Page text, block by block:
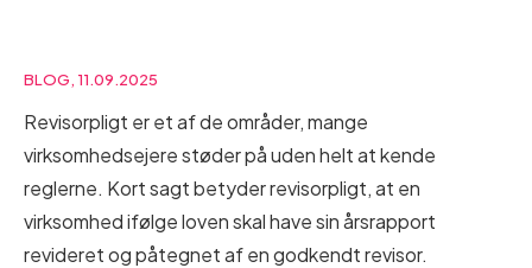
BLOG, 11.09.2025
Revisorpligt er et af de områder, mange
virksomhedsejere støder på uden helt at kende
reglerne. Kort sagt betyder revisorpligt, at en
virksomhed ifølge loven skal have sin årsrapport
revideret og påtegnet af en godkendt revisor.